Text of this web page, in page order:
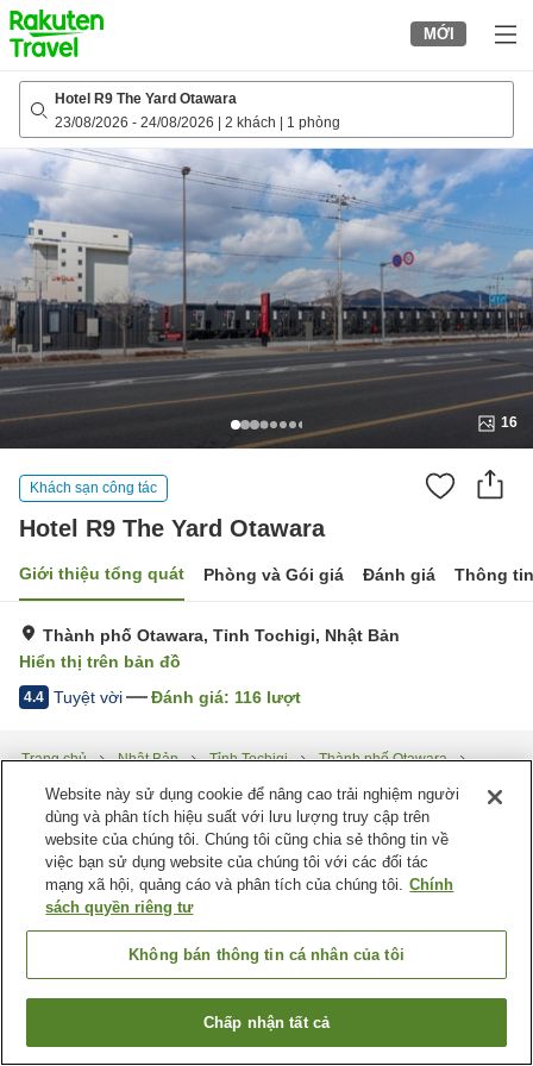
to
top
page
MỚI
Hotel R9 The Yard Otawara
23/08/2026 - 24/08/2026 2 khách 1 phòng
16
Khách sạn công tác
Hotel R9 The Yard Otawara
Giới thiệu tổng quát Phòng và Gói giá Đánh giá Thông
Thành phố Otawara, Tỉnh Tochigi, Nhật Bản
Hiển thị trên bản đồ
4.4 Tuyệt vời Đánh giá: 116 lượt
Trang chủ Nhật Bản Tỉnh Tochigi
Thành phố Otawara
Tìm phòng trống
Website này sử dụng cookie để nâng cao trải nghiệm người
dùng và phân tích hiệu suất với lưu lượng truy cập trên
website của chúng tôi. Chúng tôi cũng chia sẻ thông tin về
việc bạn sử dụng website của chúng tôi với các đối tác
mạng xã hội, quảng cáo và phân tích của chúng tôi. Chính
sách quyền riêng tư
Không bán thông tin cá nhân của tôi
Chấp nhận tất cả